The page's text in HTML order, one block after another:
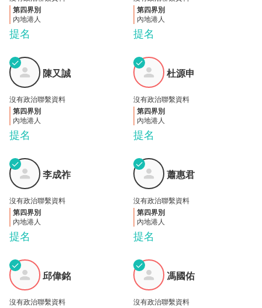
提名
第四界別
內地港人
提名
第四界別
內地港人
陳又
誠
✓
提名
陳又誠
沒有政治聯繫資料
第四界別
內地港人
杜源
申
✓
提名
杜源申
沒有政治聯繫資料
第四界別
內地港人
李成
祚
✓
提名
李成祚
沒有政治聯繫資料
第四界別
內地港人
蕭惠
君
✓
提名
蕭惠君
沒有政治聯繫資料
第四界別
內地港人
邱偉
銘
✓
邱偉銘
沒有政治聯繫資料
馮國
佑
✓
馮國佑
沒有政治聯繫資料